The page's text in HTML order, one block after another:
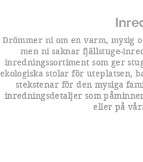
Drömmer ni om en varm, mysig
men ni saknar fjällstuge-
inredningssortiment som ger
ekologiska stolar för uteplatsen,
stekstenar för den mysiga
inredningsdetaljer som
eller på